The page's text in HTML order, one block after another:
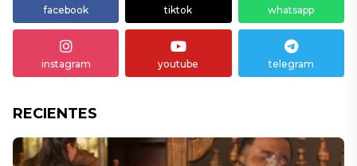
facebook tiktok whatsapp
instagram youtube telegram
RECIENTES